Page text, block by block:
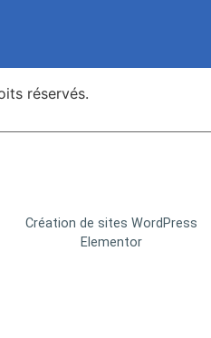
réservés.
Création de sites WordPress
Elementor